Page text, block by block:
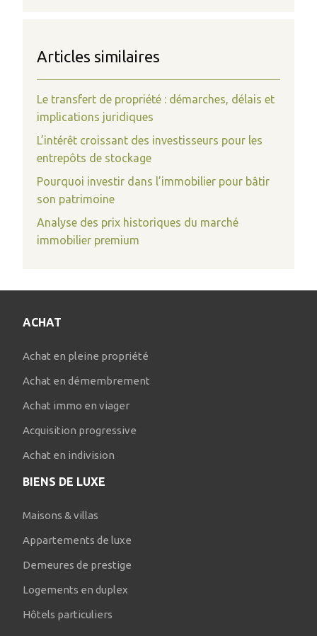
Articles similaires
Le transfert de propriété : démarches, délais et
implications juridiques
L’intérêt croissant des investisseurs pour les
entrepôts de stockage
Pourquoi investir dans l’immobilier pour bâtir
son patrimoine
Analyse des prix historiques du marché
immobilier premium
ACHAT
Achat en pleine propriété
Achat en démembrement
Achat immo en viager
Acquisition progressive
Achat en indivision
BIENS DE LUXE
Maisons & villas
Appartements de luxe
Demeures de prestige
Logements en duplex
Hôtels particuliers